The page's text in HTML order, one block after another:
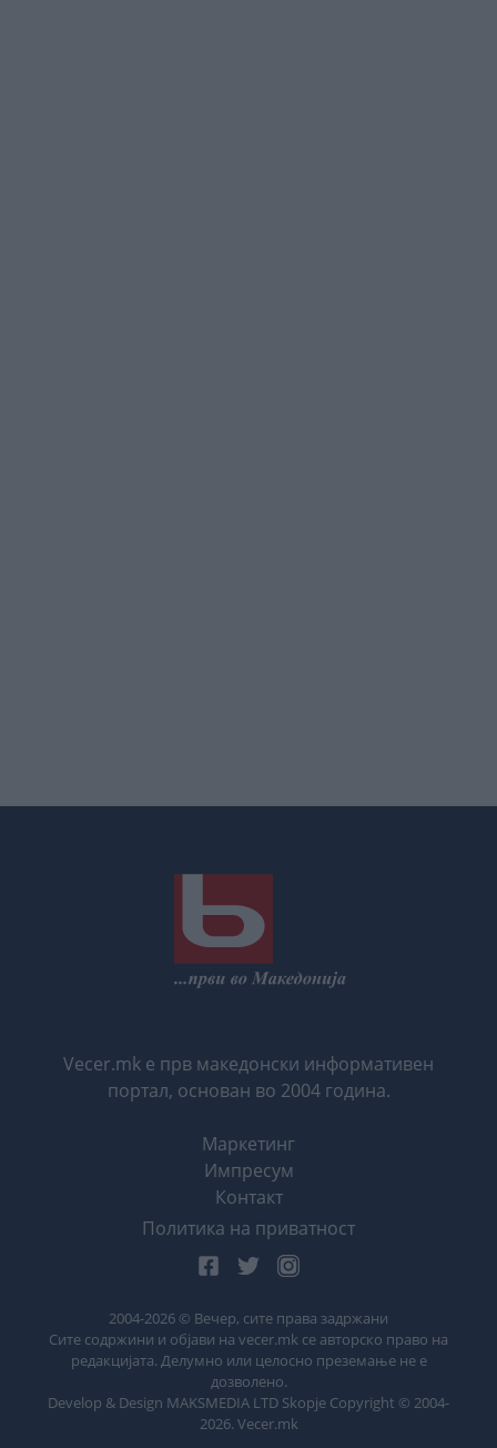
Vecer.mk е прв македонски информативен
портал, основан во 2004 година.
Маркетинг
Импресум
Контакт
Политика на приватност
2004-2026 © Вечер, сите права задржани
Сите содржини и објави на vecer.mk се авторско право на
редакцијата. Делумно или целосно преземање не е
дозволено.
Develop & Design MAKSMEDIA LTD Skopje Copyright © 2004-
2026. Vecer.mk